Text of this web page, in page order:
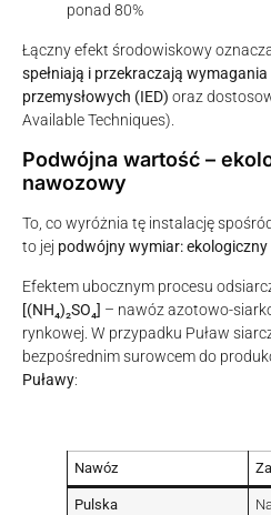
ponad 80%
Łączny efekt środowiskowy
spełniają i przekraczają
przemysłowych (IED) oraz
Available Techniques).
Podwójna wartość –
nawozowy
To, co wyróżnia tę instalację
to jej podwójny wymiar:
Efektem ubocznym procesu
[(NH₄)₂SO₄] – nawóz azotowo-
rynkowej. W przypadku Puław
bezpośrednim surowcem do
Puławy:
Nawóz
Pulska